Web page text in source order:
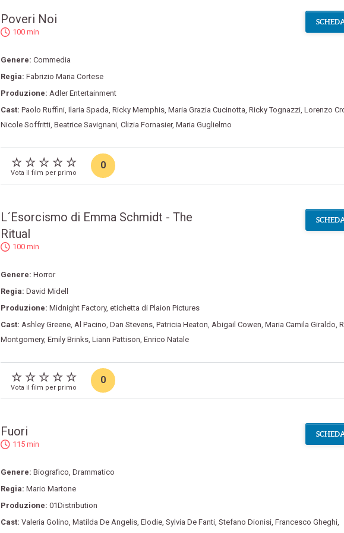
Poveri Noi
100 min
Genere: Commedia
Regia: Fabrizio Maria Cortese
Produzione: Adler Entertainment
Cast: Paolo Ruffini, Ilaria Spada Ricky Memphis, Maria Grazia Cucinotta Ricky Tognazzi, Lorenzo
Nicole Soffritti, Beatrice Savignani, Clizia Fornasier, Maria Guglielmo
Vota il film per primo
0
L´Esorcismo di Emma Schmidt - The
Ritual
100 min
Genere: Horror
Regia: David Midell
Produzione: Midnight Factory, etichetta di Plaion Pictures
Cast: Ashley Greene, Al Pacino Dan Stevens, Patricia Heaton Abigail Cowen Maria Camila Giraldo
Montgomery, Emily Brinks, Liann Pattison Enrico Natale
Vota il film per primo
0
Fuori
115 min
Genere: Biografico, Drammatico
Regia: Mario Martone
Produzione: 01Distribution
Cast: Valeria Golino, Matilda De Angelis, Elodie, Sylvia De Fanti, Stefano Dionisi, Francesco Gheghi,